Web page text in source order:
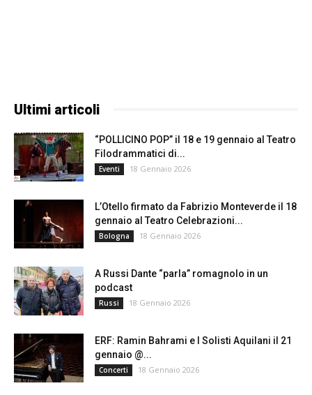
Ultimi articoli
“POLLICINO POP” il 18 e 19 gennaio al Teatro
Filodrammatici di...
Eventi 18 Gennaio 2026
L’Otello firmato da Fabrizio Monteverde il 18
gennaio al Teatro Celebrazioni...
Bologna 18 Gennaio 2026
A Russi Dante “parla” romagnolo in un
podcast
Russi 18 Gennaio 2026
ERF: Ramin Bahrami e I Solisti Aquilani il 21
gennaio @...
Concerti 18 Gennaio 2026